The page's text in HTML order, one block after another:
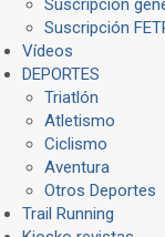
Suscripción
Vídeos
DEPORTES
Triatlón
Atletismo
Ciclismo
Aventura
Otros Deportes
Trail Running